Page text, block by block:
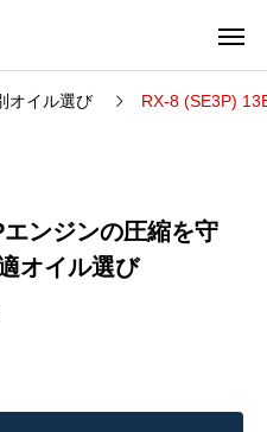
オイル選び RX-8 (SE3P)
ンジンの圧縮を守
オイル選び